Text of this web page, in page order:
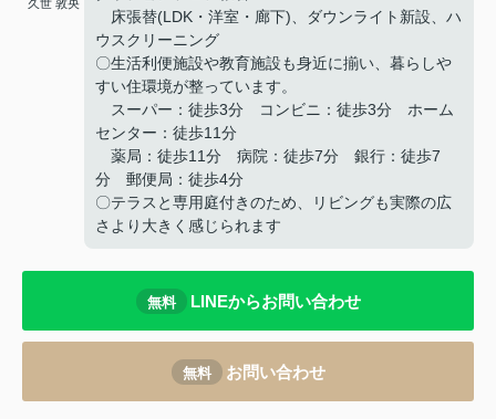
久世 敦央
床張替(LDK・洋室・廊下)、ダウンライト新設、ハ
ウスクリーニング
〇生活利便施設や教育施設も身近に揃い、暮らしや
すい住環境が整っています。
スーパー：徒歩3分 コンビニ：徒歩3分 ホーム
センター：徒歩11分
薬局：徒歩11分 病院：徒歩7分 銀行：徒歩7
分 郵便局：徒歩4分
〇テラスと専用庭付きのため、リビングも実際の広
さより大きく感じられます
無料 LINEからお問い合わせ
無料 お問い合わせ